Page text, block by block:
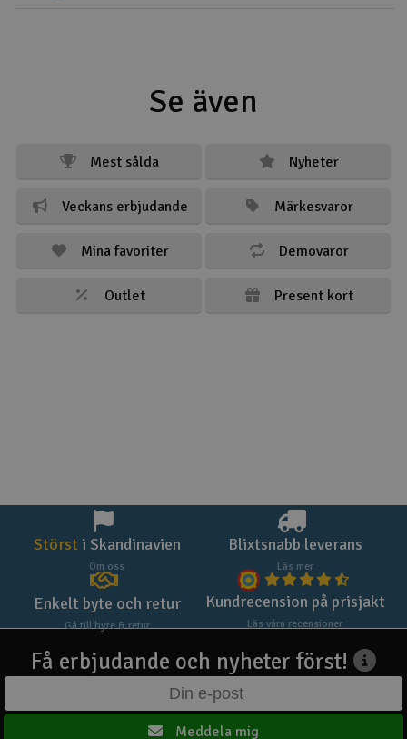
Se även
Mest sålda Nyheter
Veckans erbjudande Märkesvaror
Mina favoriter Demovaror
Outlet Present kort
Störst i Skandinavien
Om oss
Blixtsnabb leverans
Läs mer
Enkelt byte och retur
Gå till byte & retur
Kundrecension på prisjakt
Läs våra recensioner
Få erbjudande och nyheter först!
Meddela mig